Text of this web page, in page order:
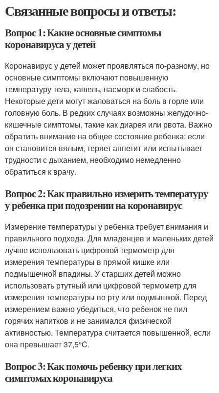
Связанные вопросы и ответы:
Вопрос 1: Какие основные симптомы
коронавируса у детей
Коронавирус у детей может проявляться по-разному, но
основные симптомы включают повышенную
температуру тела, кашель, насморк и слабость.
Некоторые дети могут жаловаться на боль в горле или
головную боль. В редких случаях возможны желудочно-
кишечные симптомы, такие как диарея или рвота. Важно
обратить внимание на общее состояние ребенка: если
он становится вялым, теряет аппетит или испытывает
трудности с дыханием, необходимо немедленно
обратиться к врачу.
Вопрос 2: Как правильно измерить температуру
у ребенка при подозрении на коронавирус
Измерение температуры у ребенка требует внимания и
правильного подхода. Для младенцев и маленьких детей
лучше использовать цифровой термометр для
измерения температуры в прямой кишке или
подмышечной впадины. У старших детей можно
использовать ртутный или цифровой термометр для
измерения температуры во рту или подмышкой. Перед
измерением важно убедиться, что ребенок не пил
горячих напитков и не занимался физической
активностью. Температура считается повышенной, если
она превышает 37,5°C.
Вопрос 3: Как помочь ребенку при легких
симптомах коронавируса